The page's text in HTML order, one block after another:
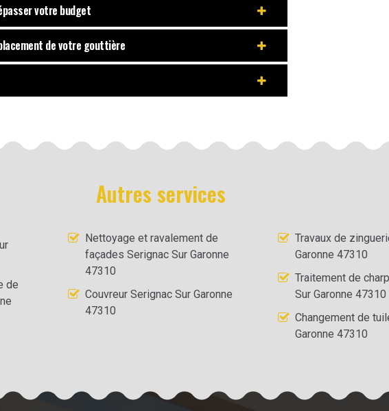
votre budget
de votre gouttière
Autres services
de
Nettoyage et ravalement de
façades Serignac Sur Garonne
47310
Couvreur Serignac Sur Garonne
47310
Travaux de
Garonne 47310
Traitement de
Sur Garonne 47310
Changement de
Garonne 47310